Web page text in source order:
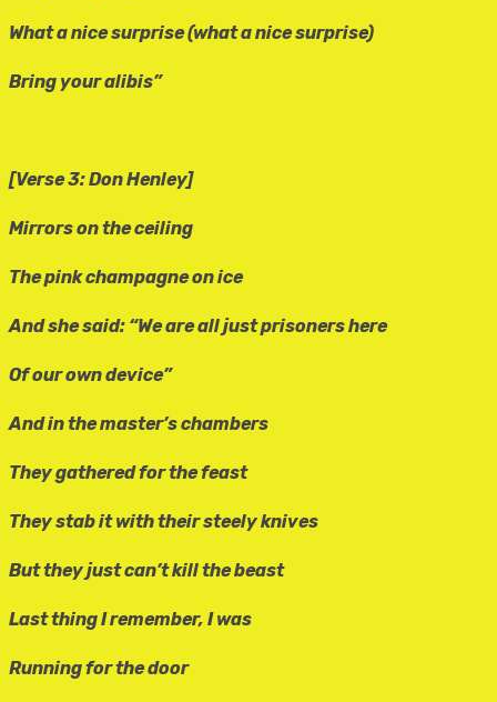
What a nice surprise (what a nice surprise)
Bring your alibis”
[Verse 3: Don Henley]
Mirrors on the ceiling
The pink champagne on ice
And she said: “We are all just prisoners here
Of our own device”
And in the master’s chambers
They gathered for the feast
They stab it with their steely knives
But they just can’t kill the beast
Last thing I remember, I was
Running for the door